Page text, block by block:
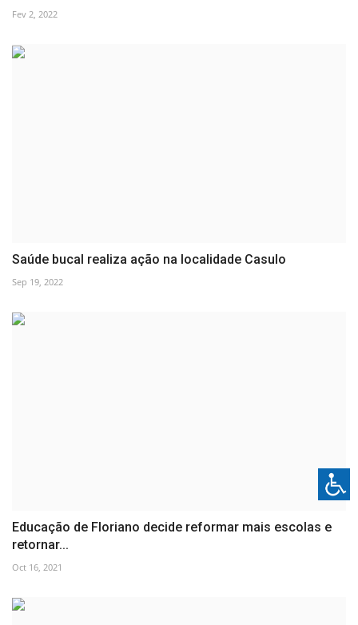
Fev 2, 2022
Saúde bucal realiza ação na localidade Casulo
Sep 19, 2022
Educação de Floriano decide reformar mais escolas e
retornar...
Oct 16, 2021